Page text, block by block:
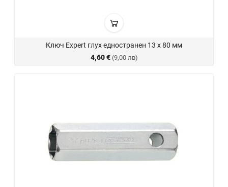
Ключ Expert глух едностранен 13 х 80 мм
4,60 € (9,00 лв)